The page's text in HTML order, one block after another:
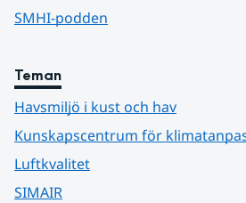
SMHI-podden
Teman
Havsmiljö i kust och hav
Kunskapscentrum för
Luftkvalitet
SIMAIR